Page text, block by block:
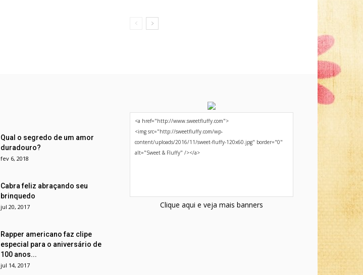
Qual o segredo de um amor
duradouro?
fev 6, 2018
Cabra feliz abraçando seu
brinquedo
jul 20, 2017
Rapper americano faz clipe
especial para o aniversário de
100 anos...
jul 14, 2017
Clique aqui e veja mais banners